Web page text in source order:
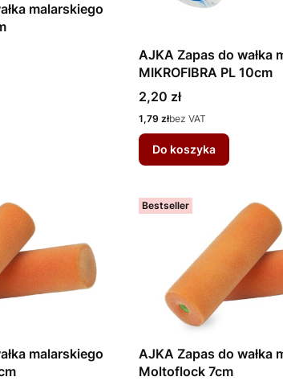
malarskiego
AJKA Zapas do wałka
MIKROFIBRA PL 10cm
Cena
2,20 zł
Cena
1,79 złbez VAT
Do koszyka
malarskiego
Bestseller
AJKA Zapas do wałka
Moltoflock 7cm